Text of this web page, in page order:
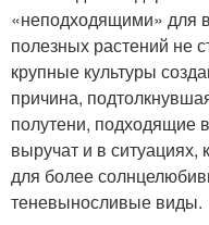
«неподходящими» для
полезных растений не
крупные культуры
причина,
полутени, подходящие
выручат и в ситуациях,
для более
теневыносливые виды.